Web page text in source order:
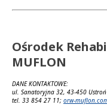
Ośrodek
MUFLON
DANE KONTAKTOWE:
ul. Sanatoryjna 32, 43-450 Ustroń
tel. 33 854 27 11; orw-